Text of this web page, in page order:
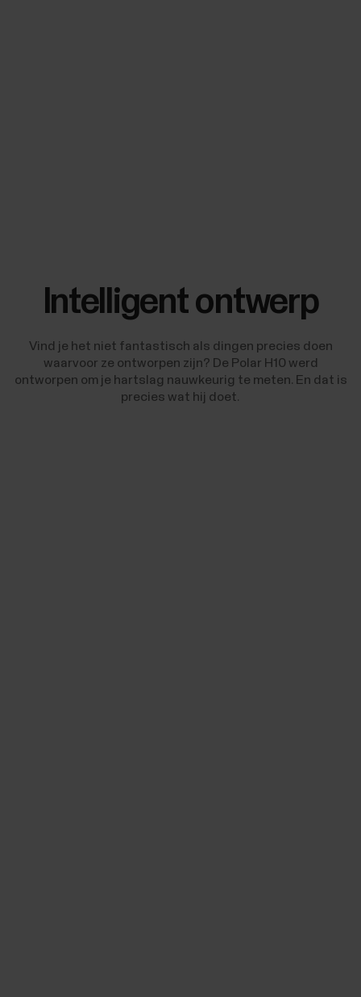
Intelligent ontwerp
Vind je het niet fantastisch als dingen precies doen
waarvoor ze ontworpen zijn? De Polar H10 werd
ontworpen om je hartslag nauwkeurig te meten. En dat is
precies wat hij doet.